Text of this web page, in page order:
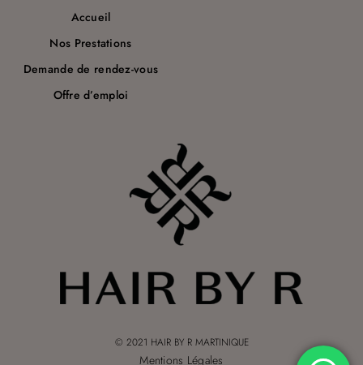
© 2021 HAIR BY R MARTINIQUE
Mentions Légales
Accueil
Nos Prestations
Demande de rendez-vous
Offre d’emploi